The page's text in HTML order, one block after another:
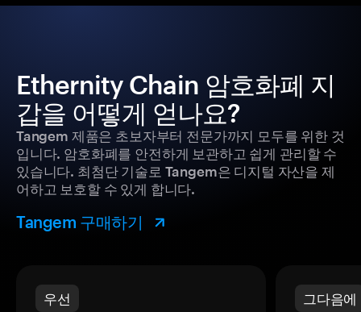
Ethernity Chain 암호화폐 지
갑을 어떻게 얻나요?
Tangem 제품은 초보자부터 전문가까지 모두를 위한 것
입니다. 암호화폐를 안전하게 보관하고 쉽게 관리할 수
있습니다. 최첨단 기술로 Tangem은 디지털 자산을 제
어하고 보호할 수 있게 합니다.
Tangem 구매하기
우선 그다음에